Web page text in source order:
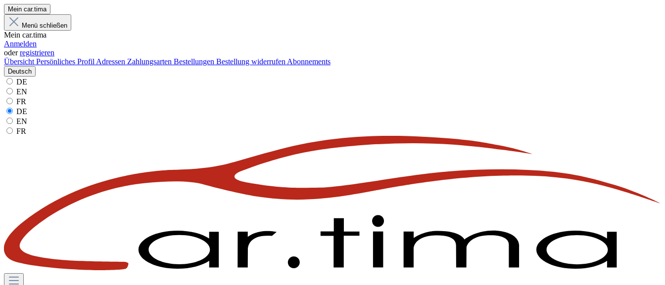
Mein car.tima
Menü schließen
Mein car.tima
Anmelden
oderregistrieren
Übersicht Persönliches Profil Adressen Zahlungsarten Bestellungen Bestellung widerrufen Abonnements
Deutsch
DE
EN
FR
DE
EN
FR